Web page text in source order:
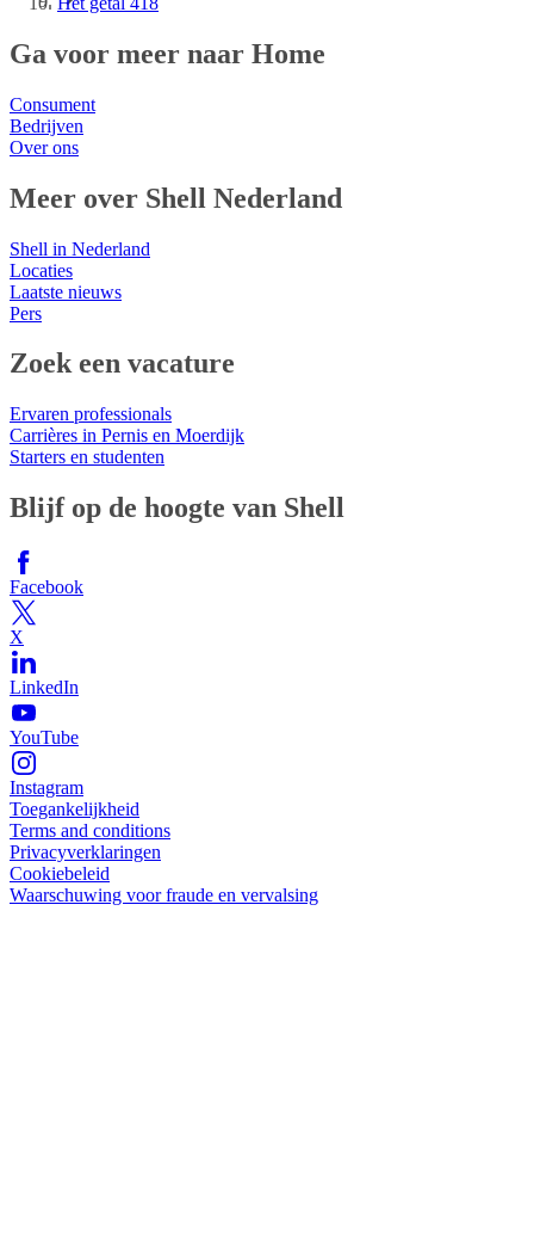
Ga voor meer naar Home
Consument
Bedrijven
Over ons
Meer over Shell Nederland
Shell in Nederland
Locaties
Laatste nieuws
Pers
Zoek een vacature
Ervaren professionals
Carrières in Pernis en Moerdijk
Starters en studenten
Blijf op de hoogte van Shell
Facebook
X
LinkedIn
YouTube
Instagram
Toegankelijkheid
Terms and conditions
Privacyverklaringen
Cookiebeleid
Waarschuwing voor fraude en vervalsing